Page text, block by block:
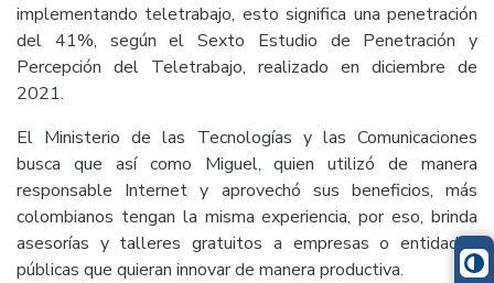
implementando teletrabajo, esto significa una penetración
del 41%, según el Sexto Estudio de Penetración y
Percepción del Teletrabajo, realizado en diciembre de
2021.
El Ministerio de las Tecnologías y las Comunicaciones
busca que así como Miguel, quien utilizó de manera
responsable Internet y aprovechó sus beneficios, más
colombianos tengan la misma experiencia, por eso, brinda
asesorías y talleres gratuitos a empresas o entidades
públicas que quieran innovar de manera productiva.